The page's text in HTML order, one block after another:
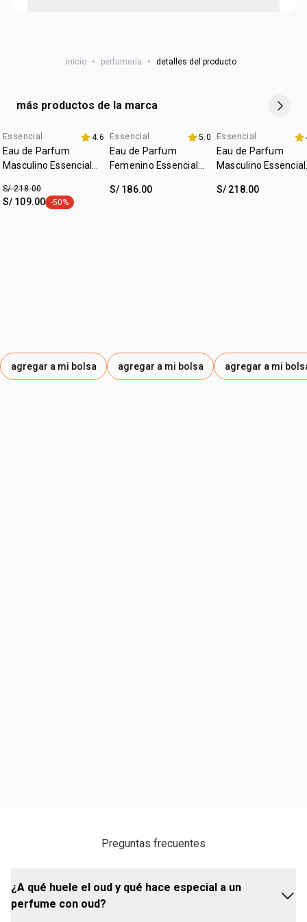
inicio • perfumería • detalles del producto
más productos de la marca
fecha dupla
Essencial 4.6
Eau de Parfum
Masculino Essencial
S/ 218.00
S/ 109.00 etiqueta -50%
-50%
agregar a mi bolsa
hasta 40% off
Essencial 5.0
Eau de Parfum
Femenino Essencial
S/ 186.00
agregar a mi bolsa
hasta 40% off
Essencial
Eau de Parfum
Masculino Essencial
S/ 218.00
agregar a mi
Preguntas frecuentes
¿A qué huele el oud y qué hace especial a un
perfume con oud?